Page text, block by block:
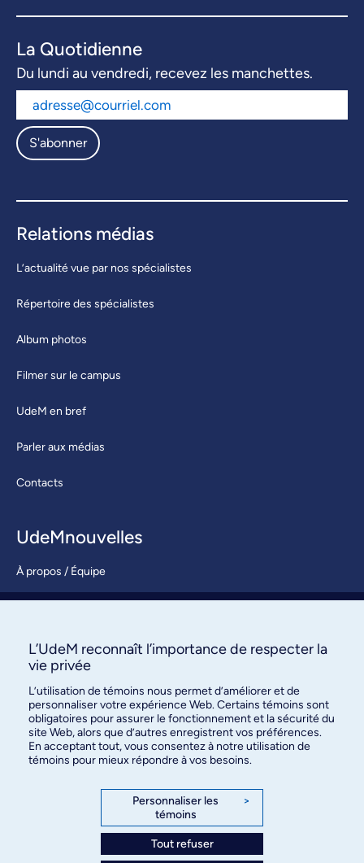
La Quotidienne
Du lundi au vendredi, recevez les manchettes.
S'abonner
Relations médias
L’actualité vue par nos spécialistes
Répertoire des spécialistes
Album photos
Filmer sur le campus
UdeM en bref
Parler aux médias
Contacts
UdeMnouvelles
À propos / Équipe
S’abonner
des relations publiques
3744, rue Jean-Brillant, bureau 490
Montréal (Québec) H3T 1P1
L’UdeM reconnaît l’importance de respecter la
vie privée
L’utilisation de témoins nous permet d’améliorer et de
personnaliser votre expérience Web. Certains témoins sont
obligatoires pour assurer le fonctionnement et la sécurité du
site Web, alors que d’autres enregistrent vos préférences.
En acceptant tout, vous consentez à notre utilisation de
témoins pour mieux répondre à vos besoins.
Personnaliser les
témoins
>
Tout refuser